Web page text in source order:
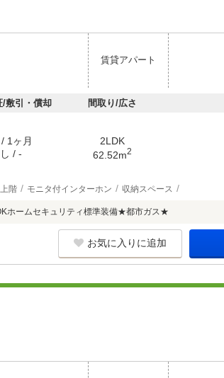
賃貸アパート
/敷引・償却 間取り/広さ
1ヶ月
/ -
2LDK
62.52m2
階 モニタ付インターホン 収納スペース
ホームセキュリティ標準装備★都市ガス★
お気に入りに追加